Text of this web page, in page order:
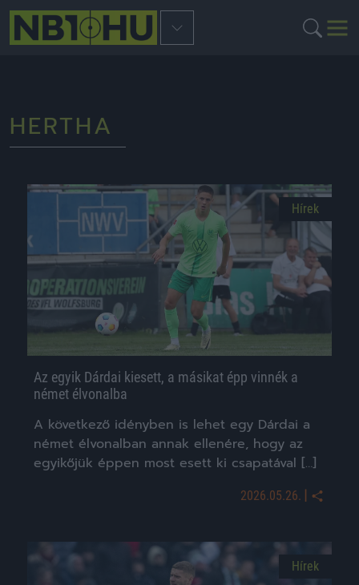
HERTHA
Hírek
Az egyik Dárdai kiesett, a másikat épp vinnék a
német élvonalba
A következő idényben is lehet egy Dárdai a
német élvonalban annak ellenére, hogy az
egyikőjük éppen most esett ki csapatával […]
2026.05.26. |
Hírek